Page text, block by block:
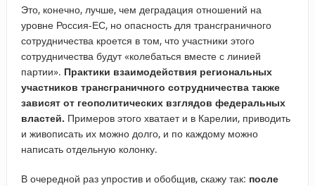
Это, конечно, лучше, чем деградация отношений на
уровне Россия-ЕС, но опасность для трансграничного
сотрудничества кроется в том, что участники этого
сотрудничества будут «колебаться вместе с линией
партии». Практики взаимодействия региональных
участников трансграничного сотрудничества также
зависят от геополитических взглядов федеральных
властей. Примеров этого хватает и в Карелии, приводить
и живописать их можно долго, и по каждому можно
написать отдельную колонку.
В очередной раз упростив и обобщив, скажу так: после